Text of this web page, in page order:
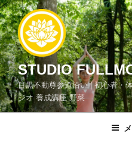
コ
ン
テ
ン
ツ
へ
ス
キ
STUDIO
目黒不動尊参道沿い | 初心者・
ジオ 養成講座 野菜